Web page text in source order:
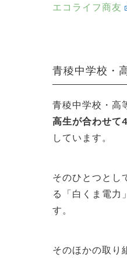
エコライフ商友
青稜中学校・
青稜中学校・高
高生が合わせて
しています。
そのひとつとし
る「白くま電力
す。
そのほかの取り